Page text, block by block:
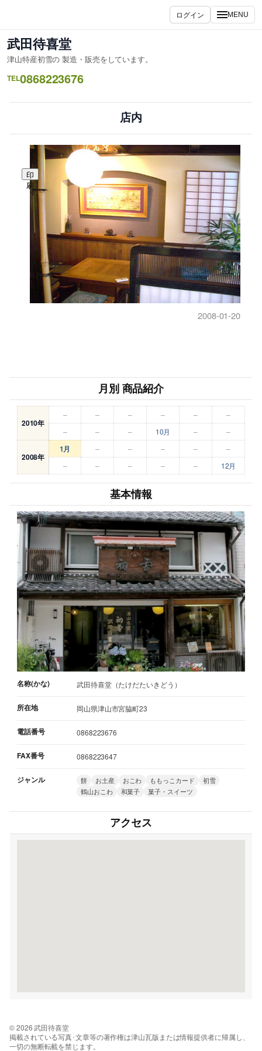
を
ス
キ
ッ
ログイン MENU
武田待喜堂
津山特産初雪の 製造・販売をしています。
TEL0868223676
店内
印
刷
2008-01-20
月別 商品紹介
2010年
– – – – –
–
–
– – 10月 – –
2008年
1月 – – – –
–
–
– – – – 12月
基本情報
名称(かな) 武田待喜堂（たけだたいきどう）
所在地 岡山県津山市宮脇町23
電話番号 0868223676
FAX番号 0868223647
ジャンル 餅 お土産 おこわ ももっこカード
初雪
鶴山おこわ
和菓子 菓子・スイーツ
アクセス
© 2026 武田待喜堂
掲載されている写真･文章等の著作権は津山瓦版または情報提供者に帰属し、
一切の無断転載を禁じます。